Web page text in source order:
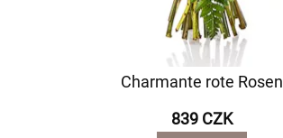
Charmante rote Rosen
839 CZK